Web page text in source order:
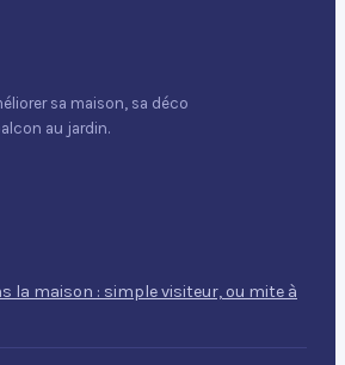
sa maison, sa déco
au jardin.
la maison : simple visiteur, ou mite à